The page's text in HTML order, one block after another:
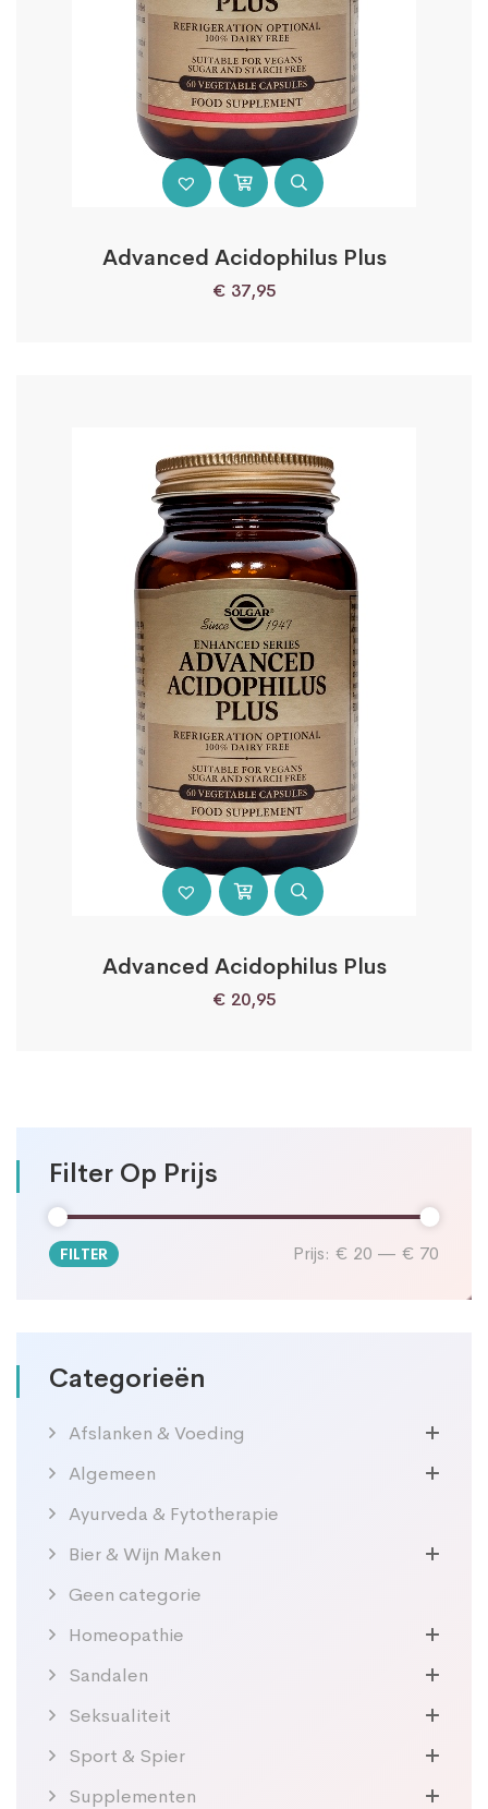
Filter Op Prijs
Min.
Max.
FILTER Prijs: € 20 — € 70
Categorieën
Afslanken & Voeding
Algemeen
Ayurveda & Fytotherapie
Bier & Wijn Maken
Geen categorie
Homeopathie
Sandalen
Seksualiteit
Sport & Spier
Supplementen
Advanced Acidophilus Plus
€ 37,95
Advanced Acidophilus Plus
€ 20,95